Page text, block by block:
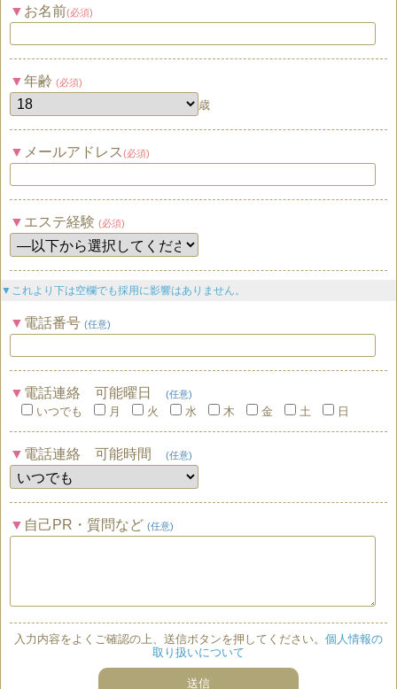
お名前(必須)
年齢 (必須)
歳
メールアドレス (必須)
エステ経験 (必須)
▼これより下は空欄でも採用に影響はありません。
電話番号 (任意)
電話連絡 可能曜日 (任意)
いつでも 月 火 水 木 金 土 日
電話連絡 可能時間 (任意)
自己PR・質問など (任意)
入力内容をよくご確認の上、送信ボタンを押してください。 個人情報の
取り扱いについて